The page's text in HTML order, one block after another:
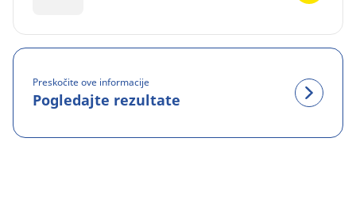
Preskočite ove informacije
Pogledajte rezultate